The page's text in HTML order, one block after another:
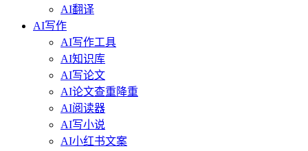
AI翻译
AI写作
AI写作工具
AI知识库
AI写论文
AI论文查重降重
AI阅读器
AI写小说
AI小红书文案